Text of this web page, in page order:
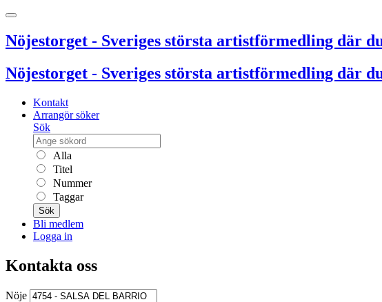
Nöjestorget - Sveriges största artistförmedling där
Nöjestorget - Sveriges största artistförmedling där
Kontakt
Arrangör söker
Sök
Alla
Titel
Nummer
Taggar
Sök
Bli medlem
Logga in
Kontakta oss
Nöje